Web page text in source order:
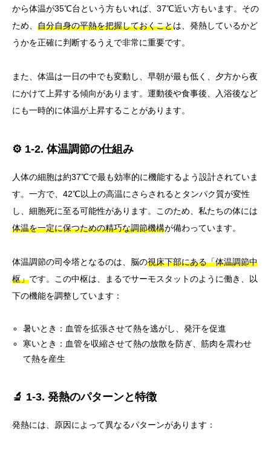
から体温が35℃台という方もいれば、37℃近い方もいます。その
ため、 自分自身の平熱を把握しておくことは、発熱しているかど
うかを正確に判断するうえで非常に重要です。
また、体温は一日の中でも変動し、早朝が最も低く、夕方から夜
にかけて上昇する傾向があります。運動後や食事後、入浴後など
にも一時的に体温が上昇することがあります。
⚙️ 1-2. 体温調節の仕組み
人体の細胞は約37℃で最も効率的に機能するよう設計されていま
す。一方で、42℃以上の高温にさらされるとタンパク質が変性
し、細胞死に至る可能性があります。このため、私たちの体には
体温を一定に保つための精巧な調節機構が備わっています。
体温調節の司令塔となるのは、脳の視床下部にある「体温調節中
枢」です。この中枢は、まるでサーモスタットのように働き、以
下の機能を調整しています：
暑いとき：血管を拡張させて熱を逃がし、発汗を促進
寒いとき：血管を収縮させて熱の放散を防ぎ、筋肉を震わせ
て熱を産生
🔬 1-3. 発熱のパターンと特徴
発熱には、原因によって異なるパターンがあります：